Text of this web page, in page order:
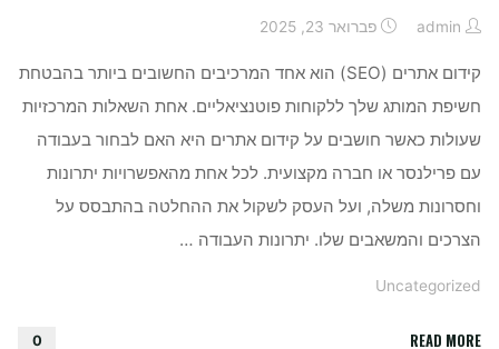
admin פברואר 23, 2025
קידום אתרים (SEO) הוא אחד המרכיבים החשובים ביותר בהבטחת
חשיפת המותג שלך ללקוחות פוטנציאליים. אחת השאלות המרכזיות
שעולות כאשר חושבים על קידום אתרים היא האם לבחור בעבודה
עם פרילנסר או חברה מקצועית. לכל אחת מהאפשרויות יתרונות
וחסרונות משלה, ועל העסק לשקול את ההחלטה בהתבסס על
הצרכים והמשאבים שלו. יתרונות העבודה …
Uncategorized
READ MORE
0